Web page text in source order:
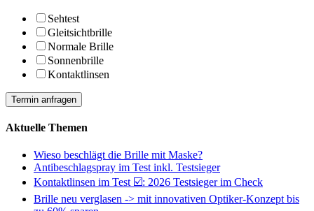
Sehtest
Gleitsichtbrille
Normale Brille
Sonnenbrille
Kontaktlinsen
Termin anfragen
Aktuelle Themen
Wieso beschlägt die Brille mit Maske?
Antibeschlagspray im Test inkl. Testsieger
Kontaktlinsen im Test ☑️: 2026 Testsieger im Check
Brille neu verglasen -> mit innovativen Optiker-Konzept bis